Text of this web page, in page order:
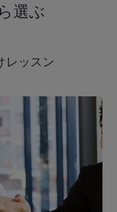
選ぶ
レッスン